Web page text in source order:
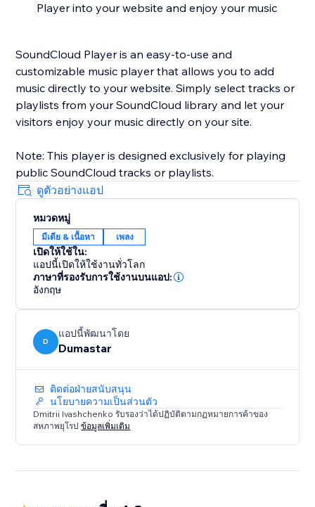
Player into your website and enjoy your music
SoundCloud Player is an easy-to-use and
customizable music player that allows you to add
music directly to your website. Simply select tracks or
playlists from your SoundCloud library and let your
visitors enjoy your music directly on your site.
Note: This player is designed exclusively for playing
ดูตัวอย่างแอป
หมวดหมู่
มีเดีย & เนื้อหา เพลง
เปิดให้ใช้ใน:
แอปนี้เปิดให้ใช้งานทั่วโลก
ภาษาที่รองรับการใช้งานบนแอป:
อังกฤษ
D
แอปนี้พัฒนาโดย
Dumastar
ติดต่อฝ่ายสนับสนุน
นโยบายความเป็นส่วนตัว
Dmitrii Ivashchenko รับรองว่าได้ปฏิบัติตามกฏหมายการค้าของ
สหภาพยุโรปข้อมูลเพิ่มเติม